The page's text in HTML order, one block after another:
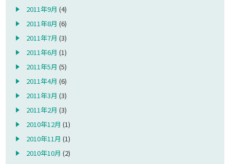
2011年9月 (4)
2011年8月 (6)
2011年7月 (3)
2011年6月 (1)
2011年5月 (5)
2011年4月 (6)
2011年3月 (3)
2011年2月 (3)
2010年12月 (1)
2010年11月 (1)
2010年10月 (2)